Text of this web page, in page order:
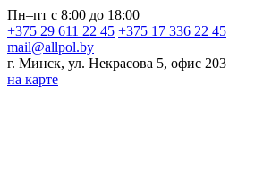
Пн–пт с 8:00 до 18:00
+375 29 611 22 45 +375 17 336 22 45
mail@allpol.by
г. Минск, ул. Некрасова 5, офис 203
на карте